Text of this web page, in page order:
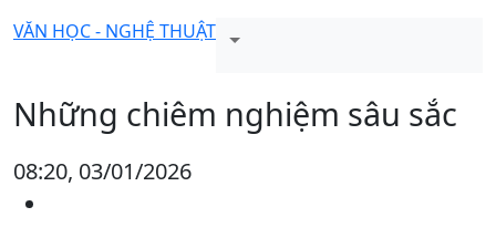
VĂN HỌC - NGHỆ THUẬT
Những chiêm nghiệm sâu sắc
08:20, 03/01/2026